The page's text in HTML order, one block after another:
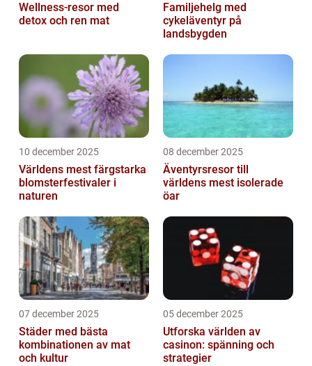
Wellness-resor med
detox och ren mat
Familjehelg med
cykeläventyr på
landsbygden
10 december 2025
Världens mest färgstarka
blomsterfestivaler i
naturen
08 december 2025
Äventyrsresor till
världens mest isolerade
öar
07 december 2025
Städer med bästa
kombinationen av mat
och kultur
05 december 2025
Utforska världen av
casinon: spänning och
strategier